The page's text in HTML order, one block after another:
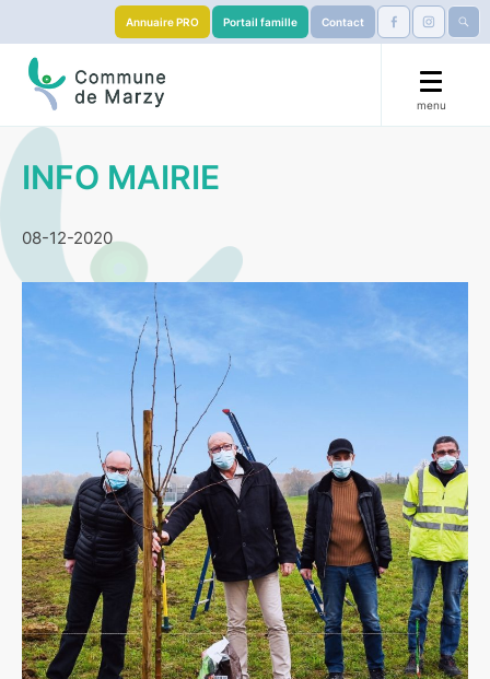
Annuaire PRO Portail famille Contact
Démarches
Éducation
S’installer
Services & Culture
Visiter
menu
INFO MAIRIE
08-12-2020